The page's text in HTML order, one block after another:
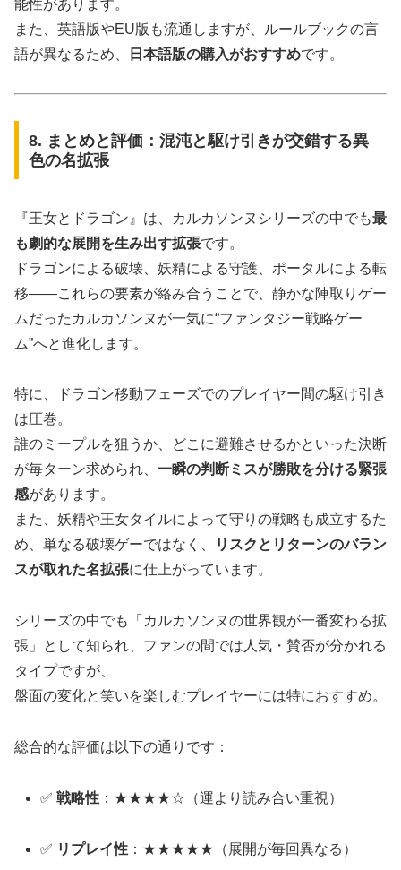
能性があります。
また、英語版やEU版も流通しますが、ルールブックの言
語が異なるため、
日本語版の購入がおすすめです。
8. まとめと評価：混沌と駆け引きが交錯する異
色の名拡張
『王女とドラゴン』は、カルカソンヌシリーズの中でも最
も劇的な展開を生み出す拡張です。
ドラゴンによる破壊、妖精による守護、ポータルによる転
移――これらの要素が絡み合うことで、静かな陣取りゲー
ムだったカルカソンヌが一気に“ファンタジー戦略ゲー
ム”へと進化します。
特に、ドラゴン移動フェーズでのプレイヤー間の駆け引き
は圧巻。
誰のミープルを狙うか、どこに避難させるかといった決断
が毎ターン求められ、 一瞬の判断ミスが勝敗を分ける緊張
感があります。
また、妖精や王女タイルによって守りの戦略も成立するた
め、単なる破壊ゲーではなく、
リスクとリターンのバラン
スが取れた名拡張に仕上がっています。
シリーズの中でも「カルカソンヌの世界観が一番変わる拡
張」として知られ、ファンの間では人気・賛否が分かれる
タイプですが、
盤面の変化と笑いを楽しむプレイヤーには特におすすめ。
総合的な評価は以下の通りです：
✅戦略性 ：★★★★☆（運より読み合い重視）
✅ リプレイ性 ：★★★★★（展開が毎回異なる）